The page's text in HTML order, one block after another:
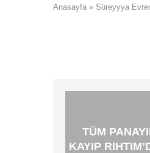
Anasayfa » Süreyyya
TÜM
KAYIP